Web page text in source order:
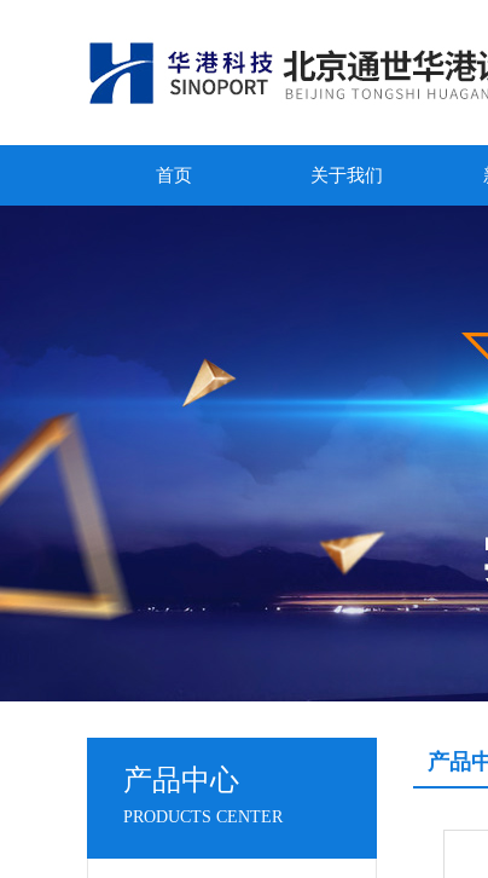
首页 关于我们
产品中心
PRODUCTS CENTER
产品